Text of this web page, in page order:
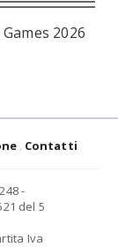
2026
Contatti
-
del 5
Iva